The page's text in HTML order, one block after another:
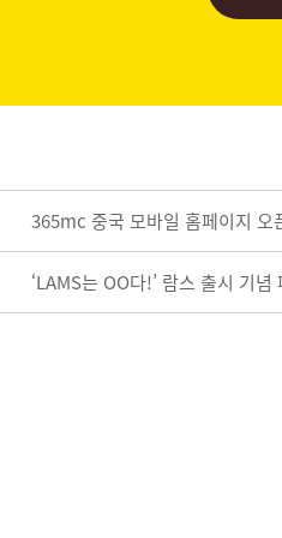
365mc 중국 모바일 홈페이지 오
‘LAMS는 OO다!’ 람스 출시 기